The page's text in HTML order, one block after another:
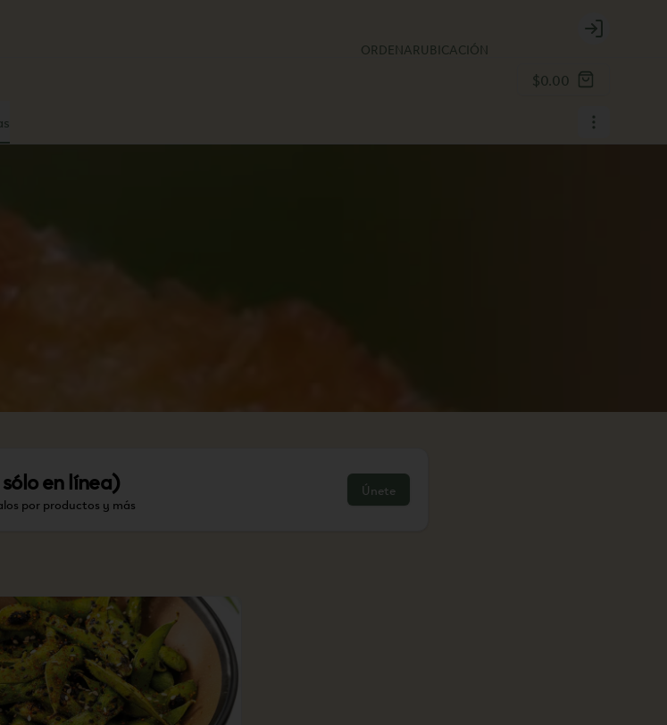
ORDENARUBICACIÓN
Login
$0.00
en línea)
por productos y más
Únete